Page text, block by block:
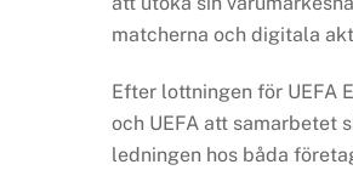
matcherna och digitala
Efter lottningen för UEFA
och UEFA att samarbetet
ledningen hos båda